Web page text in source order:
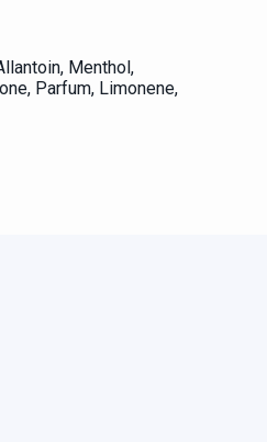
Menthol,
Parfum, Limonene,